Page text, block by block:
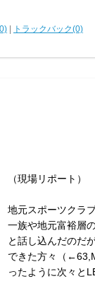
トラックバック(0)
（現場リポート）
地元スポーツクラ
一族や地元富裕層
と話し込んだのだ
できた方々（
ったように次々と